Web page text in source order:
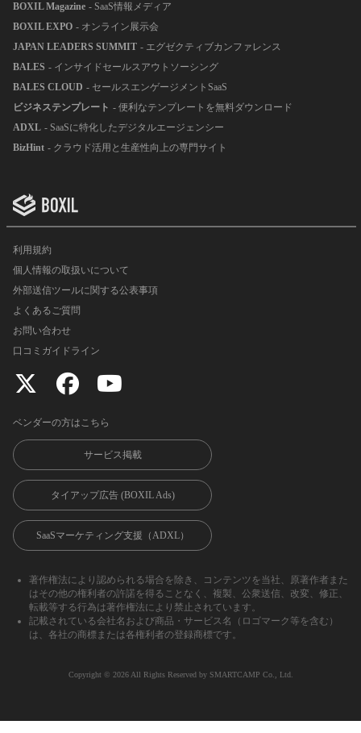
BOXIL Magazine - SaaS情報メディア
BOXIL EXPO - オンライン展示会
JAPAN LEADERS SUMMIT - エグゼクティブカンファレンス
BALES - インサイドセールスアウトソーシング
BALES CLOUD - セールスエンゲージメントSaaS
ビジネステンプレート - 便利なテンプレートを無料ダウンロード
ADXL - SaaSに特化したデジタルエージェンシー
BizHint - クラウド活用と生産性向上の専門サイト
利用規約
個人情報の取扱いについて
外部送信ツールに関する公表事項
よくあるご質問
お問い合わせ
口コミガイドライン
ベンダーの方はこちら
サービス掲載
タイアップ広告 (BOXIL Ads)
SaaSマーケティング支援（ADXL）
著作権法により認められる場合を除き、コンテンツを当社、原著作者また
はその他の権利者の許諾を得ることなく、複製、公衆送信、改変、修正、
転載等する行為は著作権法により禁止されています。
記載されている会社名および商品・サービス名（ロゴマーク等を含む）
は、各社の商標または各権利者の登録商標です。
Copyright ©︎ 2026 All Rights Reserved by SMARTCAMP Co., Ltd.